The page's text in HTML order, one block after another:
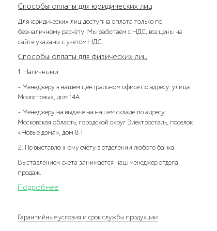
Способы оплаты для юридических лиц
Для юридических лиц доступна оплата только по
безналичному расчёту. Мы работаем с НДС, все цены на
сайте указаны с учетом НДС.
Способы оплаты для физических лиц
1. Наличными:
- Менеджеру в нашем центральном офисе по адресу: улица
Молостовых, дом 14А.
- Менеджеру на выдаче на нашем складе по адресу:
Московская область, городской округ Электросталь, поселок
«Новые дома», дом 8 Г.
2. По выставленному счету в отделении любого банка.
Выставлением счета занимается наш менеджер отдела
продаж.
Подробнее
Гарантийные условия и срок службы продукции